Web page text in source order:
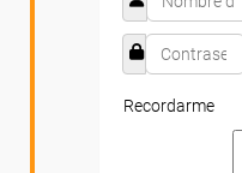
Recordarme